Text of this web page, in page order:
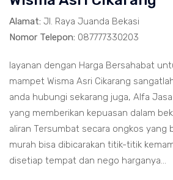
Alamat: Jl. Raya Juanda Bekasi
Nomor Telepon: 087777330203
layanan dengan Harga Bersahabat
mampet Wisma Asri Cikarang
anda hubungi sekarang juga, Alfa
yang memberikan kepuasan dalam
aliran Tersumbat secara ongkos yang
murah bisa dibicarakan titik-titik
disetiap tempat dan nego harganya...